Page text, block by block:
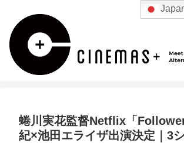
蜷川実花監督Netflix「
紀×池田エライザ出演決定｜3